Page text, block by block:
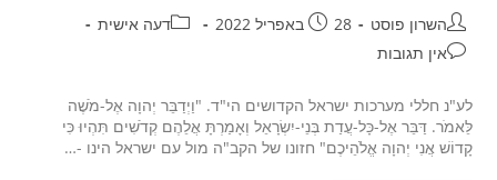
השרון פוסט 28 באפריל 2022
דעה אישית
אין תגובות
לע"נ חללי מערכות ישראל הקדושים הי"ד. "וַיְדַבֵּר יְהוָה אֶל-מֹשֶׁה
לֵּאמֹר. דַּבֵּר אֶל-כָּל-עֲדַת בְּנֵי-יִשְׂרָאֵל וְאָמַרְתָּ אֲלֵהֶם קְדֹשִׁים תִּהְיוּ כִּי
קָדוֹשׁ אֲנִי יְהוָה אֱלֹהֵיכֶם" חזונו של הקב"ה מול עם ישראל הינו -…